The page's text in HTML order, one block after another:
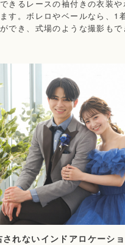
きるレースの袖付きの衣装
す。ボレロやベールなら、1
でき、式場のような撮影も
されないインドアロケーシ